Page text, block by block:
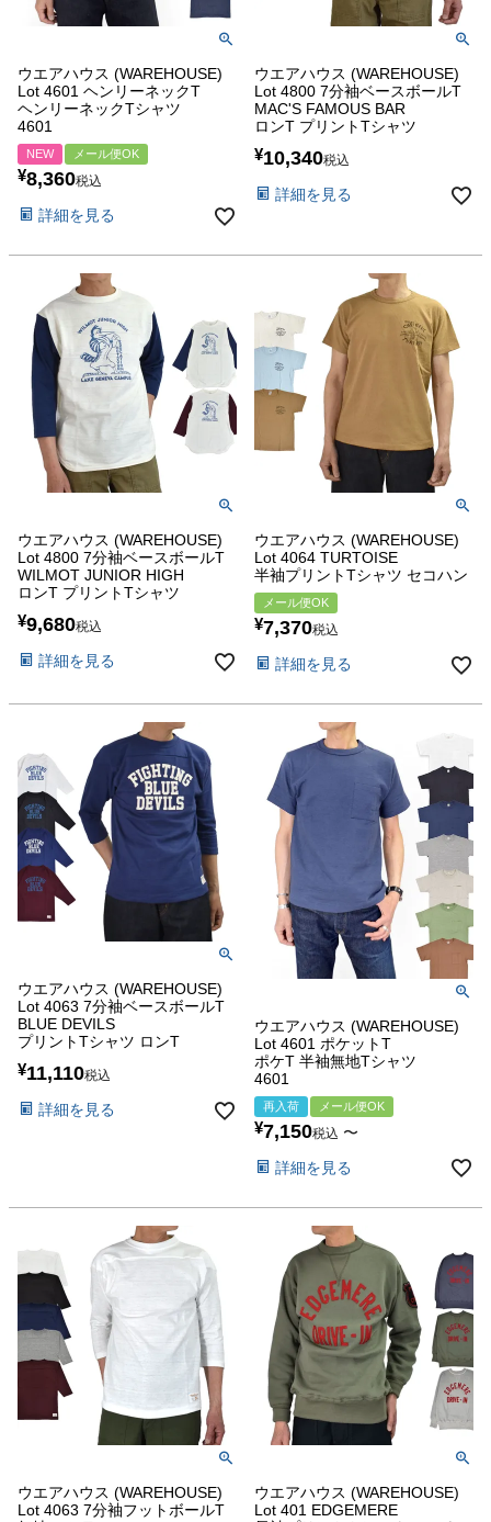
ウエアハウス (WAREHOUSE)
Lot 4601 ヘンリーネックT
ヘンリーネックTシャツ
4601
NEW メール便OK
¥8,360税込
詳細を見る
ウエアハウス (WAREHOUSE)
Lot 4800 7分袖ベースボールT
MAC'S FAMOUS BAR
ロンT プリントTシャツ
¥10,340税込
詳細を見る
ウエアハウス (WAREHOUSE)
Lot 4800 7分袖ベースボールT
WILMOT JUNIOR HIGH
ロンT プリントTシャツ
¥9,680税込
詳細を見る
ウエアハウス (WAREHOUSE)
Lot 4064 TURTOISE
半袖プリントTシャツ セコハン
メール便OK
¥7,370税込
詳細を見る
ウエアハウス (WAREHOUSE)
Lot 4063 7分袖ベースボールT
BLUE DEVILS
プリントTシャツ ロンT
¥11,110税込
詳細を見る
ウエアハウス (WAREHOUSE)
Lot 4601 ポケットT
ポケT 半袖無地Tシャツ
4601
再入荷 メール便OK
¥7,150税込 〜
詳細を見る
ウエアハウス (WAREHOUSE)
Lot 4063 7分袖フットボールT
ウエアハウス (WAREHOUSE)
Lot 401 EDGEMERE